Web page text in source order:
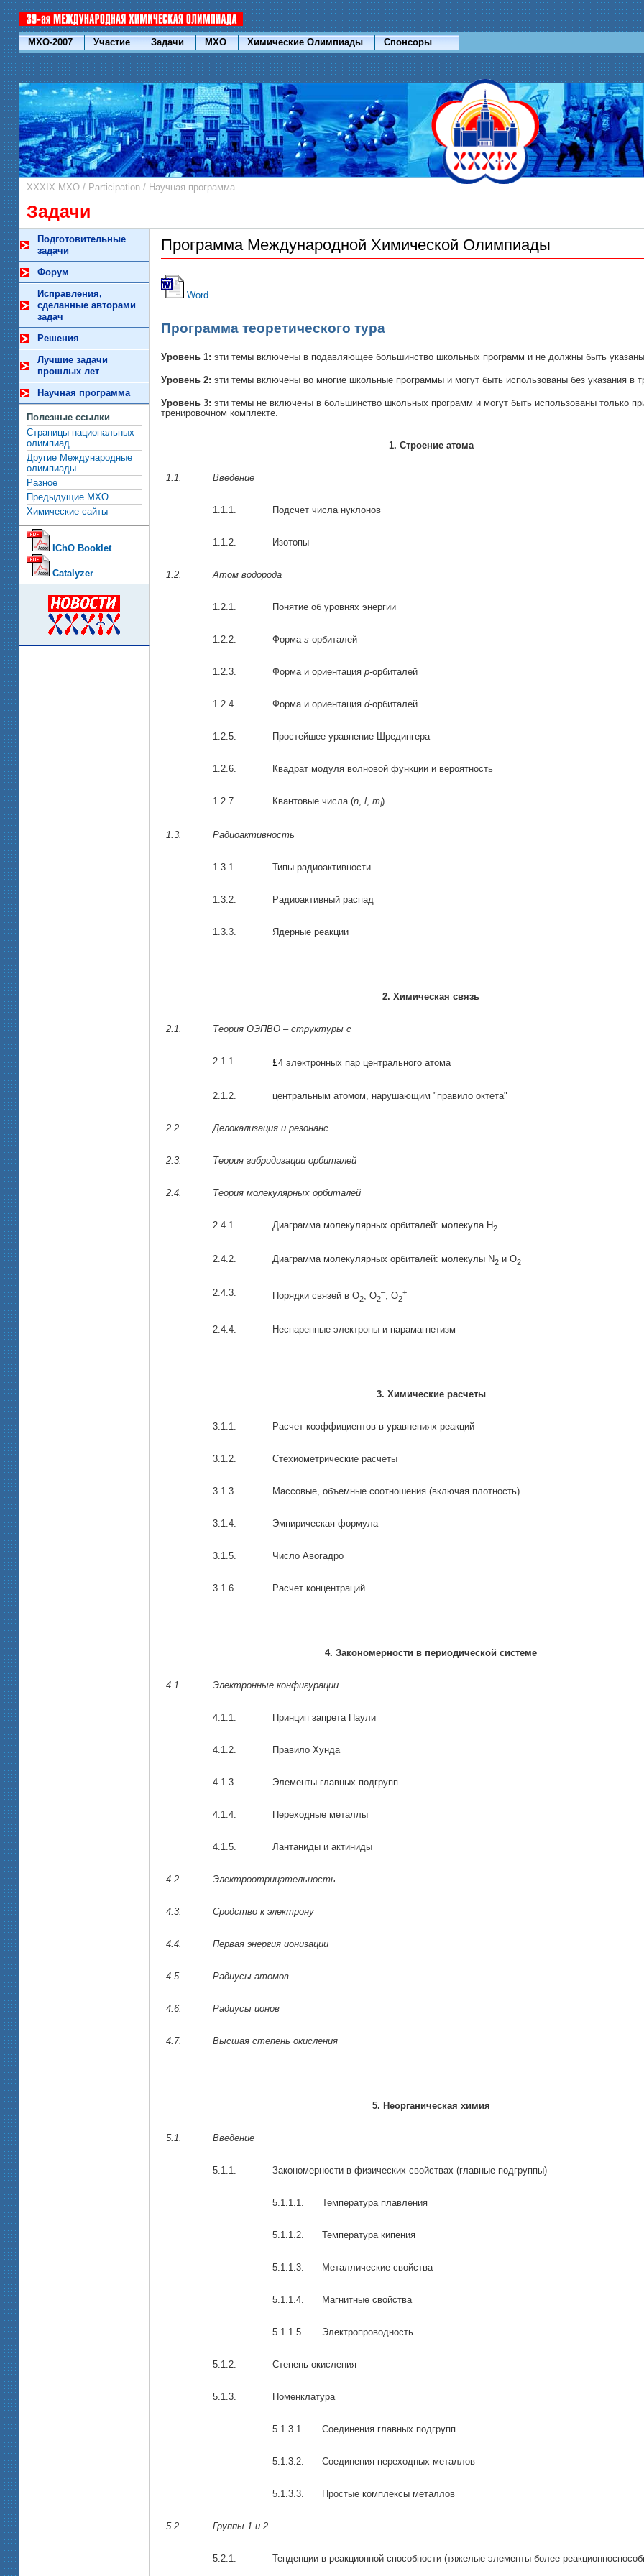
МХО-2007 Участие Задачи МХО Химические Олимпиады Спонсоры
XXXIX МХО/ Participation/ Научная программа
Задачи
Подготовительные
задачи
Форум
Исправления,
сделанные авторами
задач
Решения
Лучшие задачи
прошлых лет
Научная программа
Полезные ссылки
Страницы национальных
олимпиад
Другие Международные
олимпиады
Разное
Предыдущие МХО
Химические сайты
IChO Booklet
Catalyzer
Программа Международной Химической Олимпиады
Word
Программа теоретического тура
Уровень 1: эти темы включены в подавляющее большинство школьных программ и не должны быть указаны
Уровень 2: эти темы включены во многие школьные программы и могут быть использованы без указания в
Уровень 3: эти темы не включены в большинство школьных программ и могут быть использованы только
тренировочном комплекте.
1. Строение атома
1.1. Введение
1.1.1. Подсчет числа нуклонов
1.1.2. Изотопы
1.2. Атом водорода
1.2.1. Понятие об уровнях энергии
1.2.2. Формаs-орбиталей
1.2.3. Форма и ориентацияp-орбиталей
1.2.4. Форма и ориентацияd-орбиталей
1.2.5. Простейшее уравнение Шредингера
1.2.6. Квадрат модуля волновой функции и вероятность
1.2.7. Квантовые числа (n ,l ,ml)
1.3. Радиоактивность
1.3.1. Типы радиоактивности
1.3.2. Радиоактивный распад
1.3.3. Ядерные реакции
2.Химическая связь
2.1. Теория ОЭПВО – структуры с
2.1.1. £4 электронных пар центрального атома
2.1.2. центральным атомом, нарушающим "правило октета"
2.2. Делокализация и резонанс
2.3. Теория гибридизации орбиталей
2.4. Теория молекулярных орбиталей
2.4.1. Диаграмма молекулярных орбиталей: молекула H2
2.4.2. Диаграмма молекулярных орбиталей: молекулы N2 иO2
2.4.3. Порядки связей вO2 ,O2
– ,O2
+
2.4.4. Неспаренные электроны и парамагнетизм
3. Химические расчеты
3.1.1. Расчет коэффициентов в уравнениях реакций
3.1.2. Стехиометрические расчеты
3.1.3. Массовые, объемные соотношения (включая плотность)
3.1.4. Эмпирическая формула
3.1.5. Число Авогадро
3.1.6. Расчет концентраций
4. Закономерности в периодической cистеме
4.1. Электронные конфигурации
4.1.1. Принцип запрета Паули
4.1.2. Правило Хунда
4.1.3. Элементы главных подгрупп
4.1.4. Переходные металлы
4.1.5. Лантаниды и актиниды
4.2. Электроотрицательность
4.3. Сродство к электрону
4.4. Первая энергия ионизации
4.5. Радиусы атомов
4.6. Радиусы ионов
4.7. Высшая степень окисления
5. Неорганическая химия
5.1. Введение
5.1.1. Закономерности в физических свойствах (главные подгруппы)
5.1.1.1. Температура плавления
5.1.1.2. Температура кипения
5.1.1.3. Металлические свойства
5.1.1.4. Магнитные свойства
5.1.1.5. Электропроводность
5.1.2. Степень окисления
5.1.3. Номенклатура
5.1.3.1. Соединения главных подгрупп
5.1.3.2. Соединения переходных металлов
5.1.3.3. Простые комплексы металлов
5.2. Группы 1и 2
5.2.1. Тенденции в реакционной способности (тяжелые элементы более